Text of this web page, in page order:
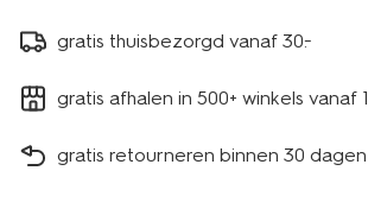
gratis thuisbezorgd vanaf 30.-
gratis afhalen in 500+ winkels vanaf
gratis retourneren binnen 30 dagen